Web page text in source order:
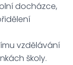
docházce,
vzdělávání
školy.